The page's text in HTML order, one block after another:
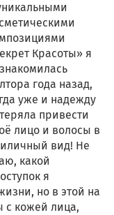
Красоты» я
года назад,
уже и надежду
привести
лицо и волосы в
вид! Не
какой
я
но в этой на
с кожей лица,